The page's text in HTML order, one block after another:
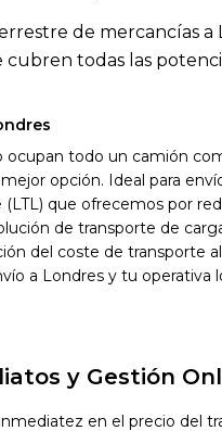
de mercancías a
todas las
ocupan todo un camión
opción. Ideal para
(LTL) que ofrecemos por
de transporte de
del coste de transporte
a Londres y tu operativa
y Gestión
en el precio del